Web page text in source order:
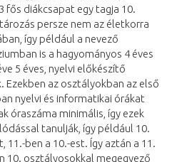
fős diákcsapat egy tagja 10.
persze nem az életkorra
így például a nevező
is a hagyományos 4 éves
5 éves, nyelvi előkészítő
az osztályokban az első
nyelvi és informatikai órákat
óraszáma minimális, így ezek
tanulják, így például 10.
11.-ben a 10.-est. Így aztán a 11.
10. osztályosokkal megegyező